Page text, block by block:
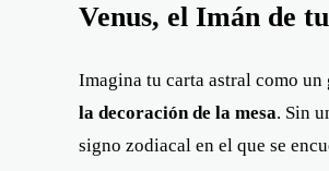
Venus, el Imán de
Imagina tu carta astral como
la decoración de la mesa. Sin
signo zodiacal en el que se